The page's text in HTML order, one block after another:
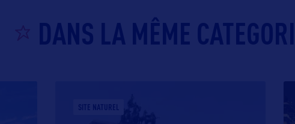
DANS LA MÊME
SITE NATUREL